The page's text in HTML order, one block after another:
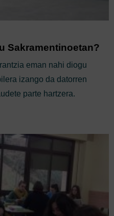
Sakramentinoetan?
eman nahi diogu
izango da datorren
parte hartzera.